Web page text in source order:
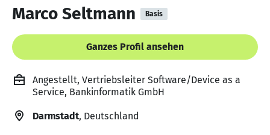
Marco Seltmann Basis
Ganzes Profil ansehen
Angestellt, Vertriebsleiter Software/Device as a
Service, Bankinformatik GmbH
Darmstadt, Deutschland